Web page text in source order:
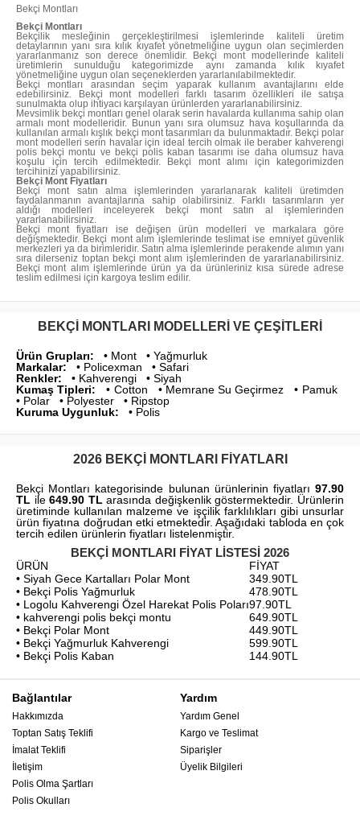
Bekçi Montları
Bekçi Montları
Bekçilik mesleğinin gerçekleştirilmesi işlemlerinde kaliteli üretim
detaylarının yanı sıra kılık kıyafet yönetmeliğine uygun olan seçimlerden
yararlanmanız son derece önemlidir. Bekçi mont modellerinde kaliteli
üretimlerin sunulduğu kategorimizde aynı zamanda kılık kıyafet
yönetmeliğine uygun olan seçeneklerden yararlanılabilmektedir.
Bekçi montları arasından seçim yaparak kullanım avantajlarını elde
edebilirsiniz. Bekçi mont modelleri farklı tasarım özellikleri ile satışa
sunulmakta olup ihtiyacı karşılayan ürünlerden yararlanabilirsiniz.
Mevsimlik bekçi montları genel olarak serin havalarda kullanıma sahip olan
armalı mont modelleridir. Bunun yanı sıra olumsuz hava koşullarında da
kullanılan armalı kışlık bekçi mont tasarımları da bulunmaktadır. Bekçi polar
mont modelleri serin havalar için ideal tercih olmak ile beraber kahverengi
polis bekçi montu ve bekçi polis kaban tasarımı ise daha olumsuz hava
koşulu için tercih edilmektedir. Bekçi mont alımı için kategorimizden
tercihinizi yapabilirsiniz.
Bekçi Mont Fiyatları
Bekçi mont satın alma işlemlerinden yararlanarak kaliteli üretimden
faydalanmanın avantajlarına sahip olabilirsiniz. Farklı tasarımların yer
aldığı modelleri inceleyerek bekçi mont satın al işlemlerinden
yararlanabilirsiniz.
Bekçi mont fiyatları ise değişen ürün modelleri ve markalara göre
değişmektedir. Bekçi mont alım işlemlerinde teslimat ise emniyet güvenlik
merkezleri ya da birimleridir. Satın alma işlemlerinde perakende alımın yanı
sıra dilerseniz toptan bekçi mont alım işlemlerinden de yararlanabilirsiniz.
Bekçi mont alım işlemlerinde ürün ya da ürünleriniz kısa sürede adrese
teslim edilmesi için kargoya teslim edilir.
BEKÇI MONTLARI MODELLERI VE ÇEŞITLERI
Ürün Grupları: • Mont • Yağmurluk
Markalar: • Policexman • Safari
Renkler: • Kahverengi • Siyah
Kumaş Tipleri:• Cotton • Memrane Su Geçirmez • Pamuk
• Polar • Polyester • Ripstop
Kuruma Uygunluk: • Polis
2026 BEKÇI MONTLARI FIYATLARI
Bekçi Montları kategorisinde bulunan ürünlerinin fiyatları 97.90
TL ile649.90 TL arasında değişkenlik göstermektedir. Ürünlerin
üretiminde kullanılan malzeme ve işçilik farklılıkları gibi unsurlar
ürün fiyatına doğrudan etki etmektedir. Aşağıdaki tabloda en çok
tercih edilen ürünlerin fiyatları listelenmiştir.
BEKÇI MONTLARI FIYAT LISTESI 2026
ÜRÜN
FİYAT
• Siyah Gece Kartalları Polar Mont
349.90TL
• Bekçi Polis Yağmurluk
478.90TL
• Logolu Kahverengi Özel Harekat Polis Poları97.90TL
• kahverengi polis bekçi montu
649.90TL
• Bekçi Polar Mont
449.90TL
• Bekçi Yağmurluk Kahverengi
599.90TL
• Bekçi Polis Kaban
144.90TL
Bağlantılar
Hakkımızda
Toptan Satış Teklifi
İmalat Teklifi
İletişim
Polis Olma Şartları
Polis Okulları
Yardım
Yardım Genel
Kargo ve Teslimat
Siparişler
Üyelik Bilgileri